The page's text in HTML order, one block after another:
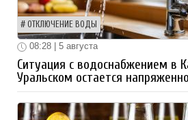
ОТКЛЮЧЕНИЕ ВОДЫ
08:28 | 5 августа
Ситуация с водоснабжением в
Уральском остается